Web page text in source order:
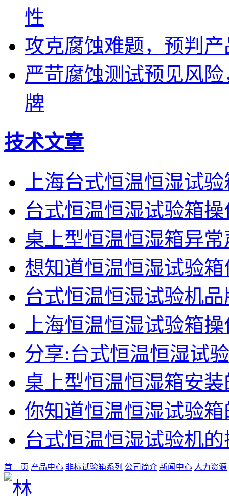
性
攻克腐蚀难题，预判
严苛腐蚀测试预见风
牌
技术文章
上海台式恒温恒湿试
台式恒温恒湿试验箱
桌上型恒温恒湿箱异
想知道恒温恒湿试验
台式恒温恒湿试验机
上海恒温恒湿试验箱
分享:台式恒温恒湿试
桌上型恒温恒湿箱安
你知道恒温恒湿试验
台式恒温恒湿试验机
首 页 产品中心 非标试验箱系列 公司简介 新闻中心 人力资源